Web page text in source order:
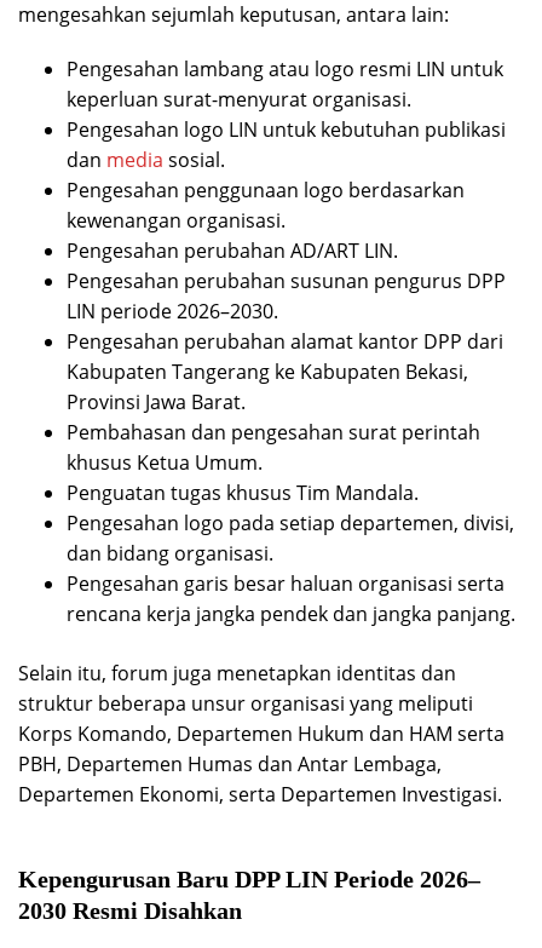
mengesahkan sejumlah keputusan, antara lain:
Pengesahan lambang atau logo resmi LIN untuk
keperluan surat-menyurat organisasi.
Pengesahan logo LIN untuk kebutuhan publikasi
dan media sosial.
Pengesahan penggunaan logo berdasarkan
kewenangan organisasi.
Pengesahan perubahan AD/ART LIN.
Pengesahan perubahan susunan pengurus DPP
LIN periode 2026–2030.
Pengesahan perubahan alamat kantor DPP dari
Kabupaten Tangerang ke Kabupaten Bekasi,
Provinsi Jawa Barat.
Pembahasan dan pengesahan surat perintah
khusus Ketua Umum.
Penguatan tugas khusus Tim Mandala.
Pengesahan logo pada setiap departemen, divisi,
dan bidang organisasi.
Pengesahan garis besar haluan organisasi serta
rencana kerja jangka pendek dan jangka panjang.
Selain itu, forum juga menetapkan identitas dan
struktur beberapa unsur organisasi yang meliputi
Korps Komando, Departemen Hukum dan HAM serta
PBH, Departemen Humas dan Antar Lembaga,
Departemen Ekonomi, serta Departemen Investigasi.
Kepengurusan Baru DPP LIN Periode 2026–
2030 Resmi Disahkan